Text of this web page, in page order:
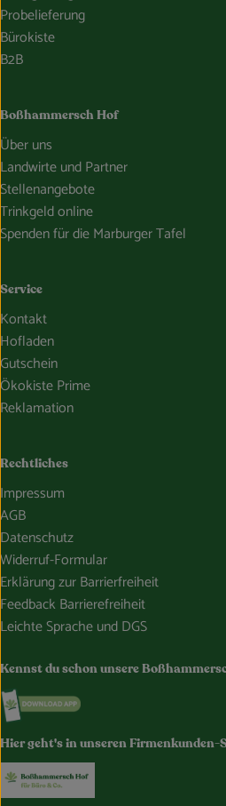
Probelieferung
Bürokiste
B2B
Boßhammersch Hof
Über uns
Landwirte und Partner
Stellenangebote
Trinkgeld online
Spenden für die Marburger Tafel
Service
Kontakt
Hofladen
Gutschein
Ökokiste Prime
Reklamation
Rechtliches
Impressum
AGB
Datenschutz
Widerruf-Formular
Erklärung zur Barrierfreiheit
Feedback Barrierefreiheit
Leichte Sprache und DGS
Kennst du schon unsere
Externer Link zu
Hier geht's in unseren Firmenkunden-